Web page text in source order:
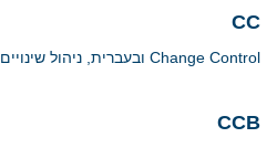
CC
Change Control ובעברית, ניהול שינויים.
CCB